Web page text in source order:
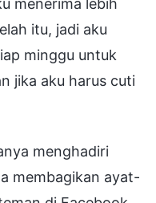
itu, jadi aku
minggu untuk
jika aku harus cuti
menghadiri
membagikan ayat-